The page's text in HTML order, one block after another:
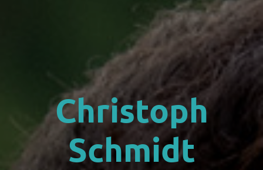
Christoph
Schmidt